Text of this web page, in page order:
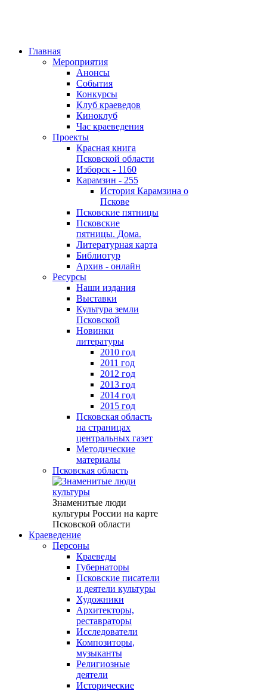
Главная
Мероприятия
Анонсы
События
Конкурсы
Клуб краеведов
Киноклуб
Час краеведения
Проекты
Красная книга
Псковской области
Изборск - 1160
Карамзин - 255
История Карамзина о
Пскове
Псковские пятницы
Псковские
пятницы. Дома.
Литературная карта
Библиотур
Архив - онлайн
Ресурсы
Наши издания
Выставки
Культура земли
Псковской
Новинки
литературы
2010 год
2011 год
2012 год
2013 год
2014 год
2015 год
Псковская область
на страницах
центральных газет
Методические
материалы
Псковская область
Знаменитые люди
культуры России на карте
Псковской области
Краеведение
Персоны
Краеведы
Губернаторы
Псковские писатели
и деятели культуры
Художники
Архитекторы,
реставраторы
Исследователи
Композиторы,
музыканты
Религиозные
деятели
Исторические